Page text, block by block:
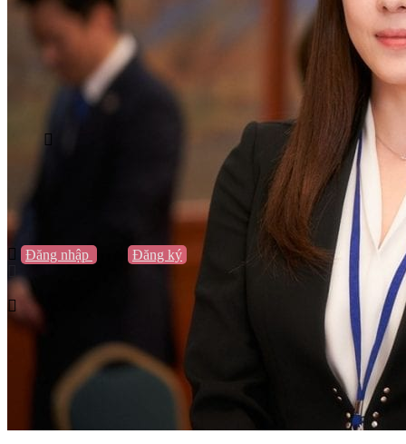
Vũng Tàu
Nha Trang
Đà Lạt
Cần Thơ
Quy Nhơn
Thừa Thiên Huế
Khác…
Đăng nhập
Đăng ký
Tạo thương hiệu